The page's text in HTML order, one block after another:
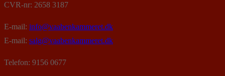
CVR-nr: 2658 3187
E-mail: info@vaabenkammeret.dk
E-mail: salg@vaabenkammeret.dk
Telefon: 9156 0677